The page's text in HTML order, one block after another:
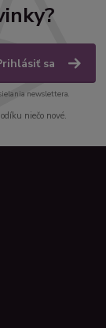
sa
newslettera.
niečo nové.